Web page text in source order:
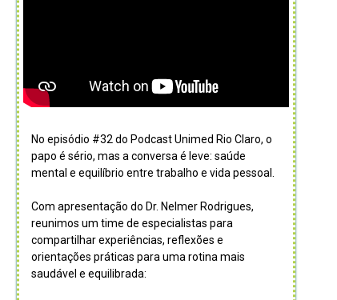
No episódio #32 do Podcast Unimed Rio Claro, o
papo é sério, mas a conversa é leve: saúde
mental e equilíbrio entre trabalho e vida pessoal.
Com apresentação do Dr. Nelmer Rodrigues,
reunimos um time de especialistas para
compartilhar experiências, reflexões e
orientações práticas para uma rotina mais
saudável e equilibrada: